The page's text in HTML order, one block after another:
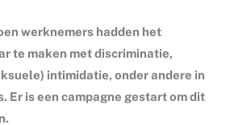
werknemers hadden het
te maken met discriminatie,
intimidatie, onder andere in
Er is een campagne gestart om dit